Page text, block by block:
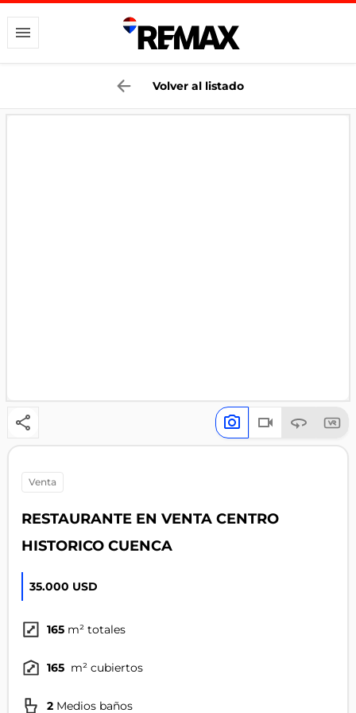
Volver al listado
venta
RESTAURANTE EN VENTA CENTRO
HISTORICO CUENCA
35.000 USD
165 m² totales
165 m² cubiertos
2 Medios baños